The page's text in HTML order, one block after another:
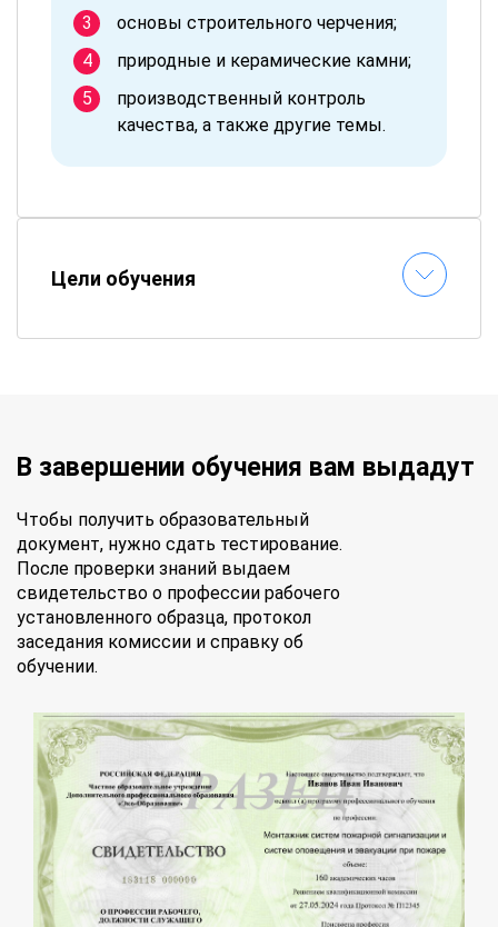
основы строительного черчения;
природные и керамические камни;
производственный контроль
качества, а также другие темы.
Цели обучения
В завершении обучения вам выдадут
Чтобы получить образовательный
документ, нужно сдать тестирование.
После проверки знаний выдаем
свидетельство о профессии рабочего
установленного образца, протокол
заседания комиссии и справку об
обучении.